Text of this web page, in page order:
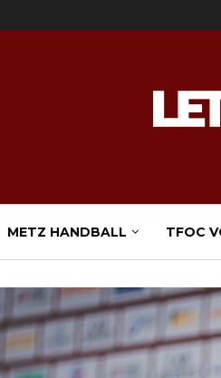
METZ HANDBALL TFOC